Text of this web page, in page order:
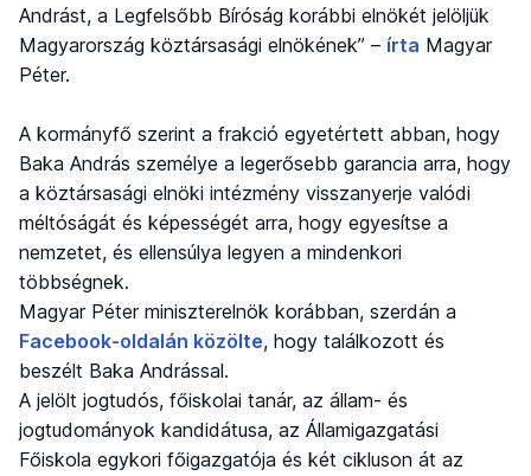
Andrást, a Legfelsőbb Bíróság korábbi elnökét jelöljük
Magyarország köztársasági elnökének” – írta Magyar
Péter.
A kormányfő szerint a frakció egyetértett abban, hogy
Baka András személye a legerősebb garancia arra, hogy
a köztársasági elnöki intézmény visszanyerje valódi
méltóságát és képességét arra, hogy egyesítse a
nemzetet, és ellensúlya legyen a mindenkori
többségnek.
Magyar Péter miniszterelnök korábban, szerdán a
Facebook-oldalán közölte, hogy találkozott és
beszélt Baka Andrással.
A jelölt jogtudós, főiskolai tanár, az állam- és
jogtudományok kandidátusa, az Államigazgatási
Főiskola egykori főigazgatója és két cikluson át az